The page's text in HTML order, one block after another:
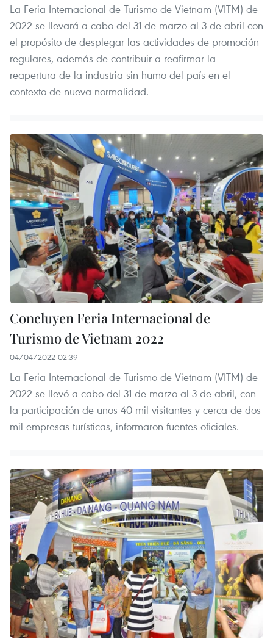
La Feria Internacional de Turismo de Vietnam (VITM) de
2022 se llevará a cabo del 31 de marzo al 3 de abril con
el propósito de desplegar las actividades de promoción
regulares, además de contribuir a reafirmar la
reapertura de la industria sin humo del país en el
contexto de nueva normalidad.
Concluyen Feria Internacional de
Turismo de Vietnam 2022
04/04/2022 02:39
La Feria Internacional de Turismo de Vietnam (VITM) de
2022 se llevó a cabo del 31 de marzo al 3 de abril, con
la participación de unos 40 mil visitantes y cerca de dos
mil empresas turísticas, informaron fuentes oficiales.